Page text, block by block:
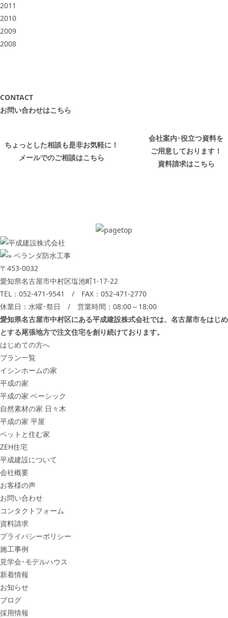
2011
2010
2009
2008
CONTACT
お問い合わせはこちら
ちょっとした相談も是非お気軽に！
メールでのご相談はこちら
会社案内･役立つ資料を
ご用意しております！
資料請求はこちら
〒453-0032
愛知県名古屋市中村区塩池町1-17-22
TEL： 052-471-9541
/ FAX：052-471-2770
休業日：水曜･祭日 / 営業時間：08:00～18:00
愛知県名古屋市中村区にある平成建設株式会社では、名古屋市をはじめ
とする尾張地方で注文住宅を創り続けております。
はじめての方へ
プラン一覧
イシンホームの家
平成の家
平成の家 ベーシック
自然素材の家 日々木
平成の家 平屋
ペットと住む家
ZEH住宅
平成建設について
会社概要
お客様の声
お問い合わせ
コンタクトフォーム
資料請求
プライバシーポリシー
施工事例
見学会･モデルハウス
新着情報
お知らせ
ブログ
採用情報